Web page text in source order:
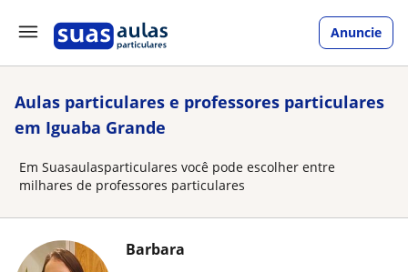
Anuncie
Aulas particulares e professores particulares
em Iguaba Grande
Em Suasaulasparticulares você pode escolher entre
milhares de professores particulares
Barbara